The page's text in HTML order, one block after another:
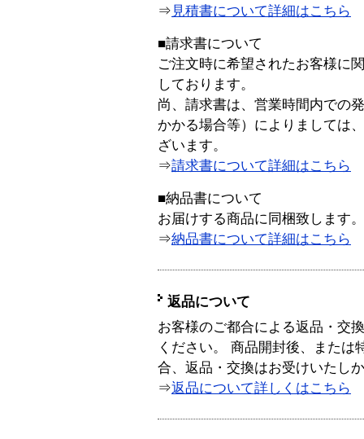
⇒ 見積書について詳細はこちら
■請求書について
ご注文時に希望されたお客様に
しております。
尚、請求書は、営業時間内での
かかる場合等）によりましては
ざいます。
⇒請求書について詳細はこちら
■納品書について
お届けする商品に同梱致します。
⇒納品書について詳細はこちら
返品について
お客様のご都合による返品・交
ください。 商品開封後、または
合、返品・交換はお受けいたし
⇒返品について詳しくはこちら